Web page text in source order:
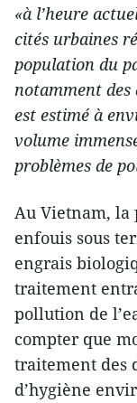
«à l’heure
cités urbaines
population du
notamment des
est estimé à
volume
problèmes de
Au Vietnam, la
enfouis sous
engrais
traitement
pollution de
compter que
traitement des
d’hygiène